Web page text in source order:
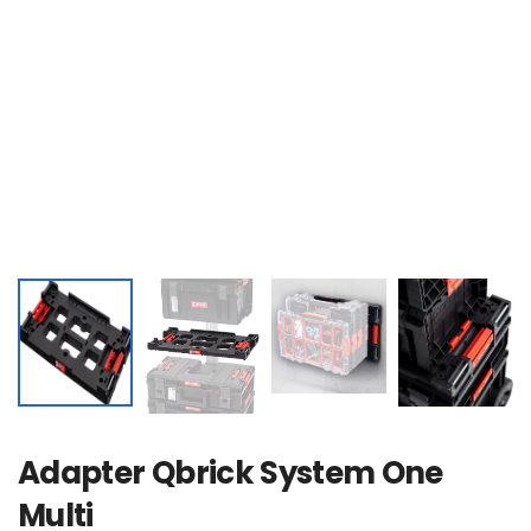
Adapter Qbrick System One
Multi